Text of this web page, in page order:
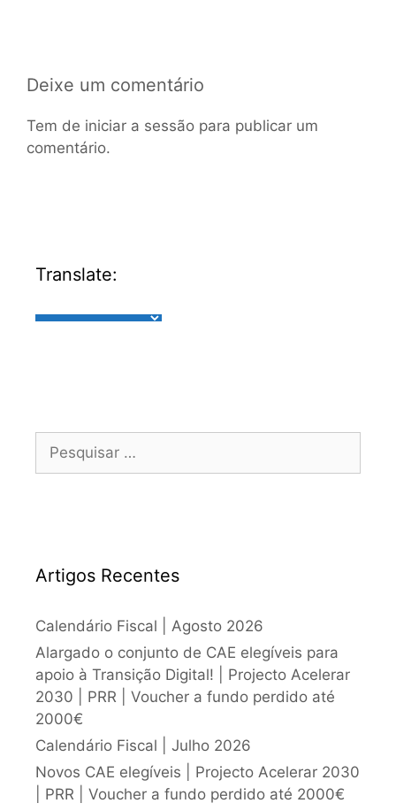
Deixe um comentário
Tem de iniciar a sessão para publicar um
comentário.
Translate:
Artigos Recentes
Calendário Fiscal | Agosto 2026
Alargado o conjunto de CAE elegíveis para
apoio à Transição Digital! | Projecto Acelerar
2030 | PRR | Voucher a fundo perdido até
2000€
Calendário Fiscal | Julho 2026
Novos CAE elegíveis | Projecto Acelerar 2030
| PRR | Voucher a fundo perdido até 2000€